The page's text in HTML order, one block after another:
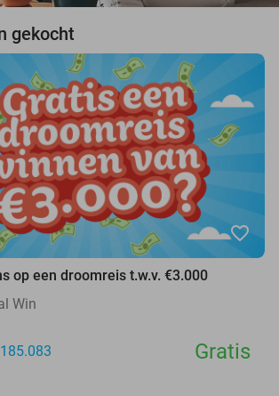
gekocht
favorite_border
op een droomreis t.w.v. €3.000
Win
Gratis